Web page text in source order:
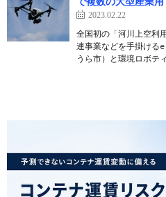
2023.02.22
全国初の「河川上空利
連事業などを手掛ける
うら市）と環境ロボテ